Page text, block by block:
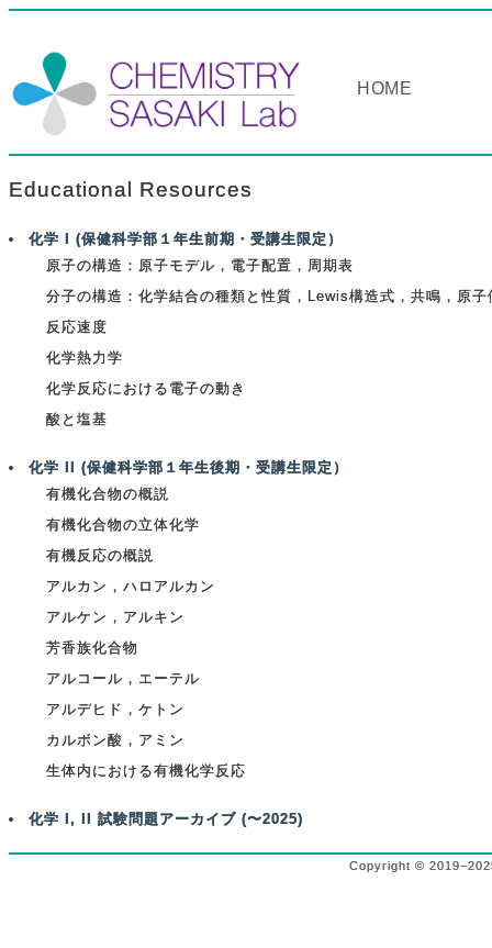
HOME
Educational Resources
化学 I (保健科学部１年生前期・受講生限定）
原子の構造：原子モデル，電子配置，周期表
分子の構造：化学結合の種類と性質，Lewis構造式，共鳴，原
反応速度
化学熱⼒学
化学反応における電⼦の動き
酸と塩基
化学 II (保健科学部１年生後期・受講生限定）
有機化合物の概説
有機化合物の立体化学
有機反応の概説
アルカン，ハロアルカン
アルケン，アルキン
芳香族化合物
アルコール，エーテル
アルデヒド，ケトン
カルボン酸，アミン
生体内における有機化学反応
化学 I, II 試験問題アーカイブ (〜2025)
Copyright ©